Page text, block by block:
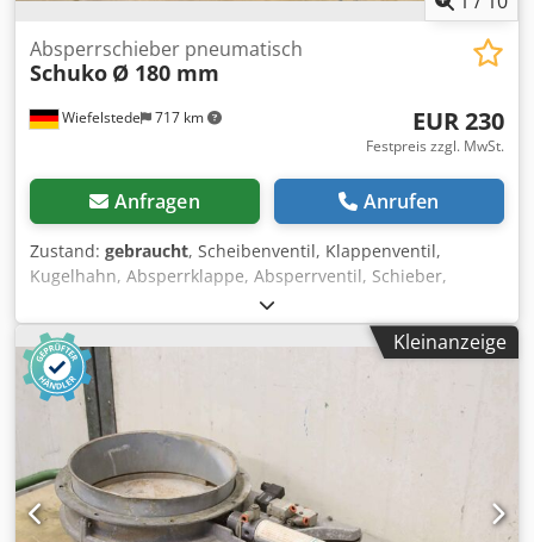
Wiefelstede 717 km
Absperrschieber pneumatisch
Schuko Ø 180 mm
EUR 230
Festpreis zzgl. MwSt.
Anfragen Anrufen
Zustand: gebraucht, Scheibenventil, Klappenventil,
Kugelhahn, Absperrklappe, Absperrventil, Schieber,
Pneumatischer Energiesparschieber Cedomydmuepfx
Alrjha -Hersteller: Schuko, Pneumatischer Absperrschieber
Typ 180 -Durchmesser: 180 mm -Ventilantrieb: 220 V ,
umrüstbar auf 24 V -Nenndruck: max. 6 bar -Anzahl: 2x
Absperrschieber vorhanden -Preis: pro Stück -
Abmessungen: 600/250/H140 mm -Gewicht: 5 kg/St.
Kleinanzeige